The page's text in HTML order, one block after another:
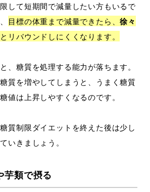
して短期間で減量したい方もいるで
目標の体重まで減量できたら、徐々
とリバウンドしにくくなります。
、糖質を処理する能力が落ちます。
質を増やしてしまうと、うまく糖質
値は上昇しやすくなるのです。
質制限ダイエットを終えた後は少し
いきましょう。
芋類で摂る